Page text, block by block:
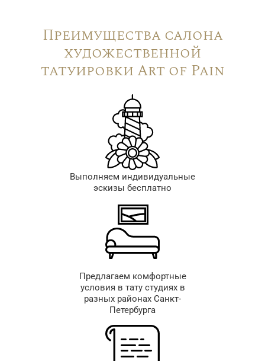
Преимущества салона
художественной
татуировки Art of Pain
Выполняем индивидуальные
эскизы бесплатно
Предлагаем комфортные
условия в тату студиях в
разных районах Санкт-
Петербурга